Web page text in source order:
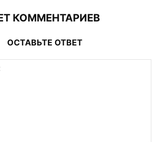
КОММЕНТАРИЕВ
ОСТАВЬТЕ ОТВЕТ